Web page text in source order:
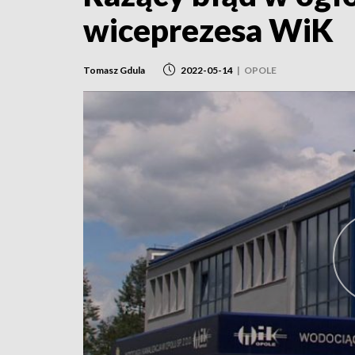
wiceprezesa WiK
Tomasz Gdula 2022-05-14 | OPOLE